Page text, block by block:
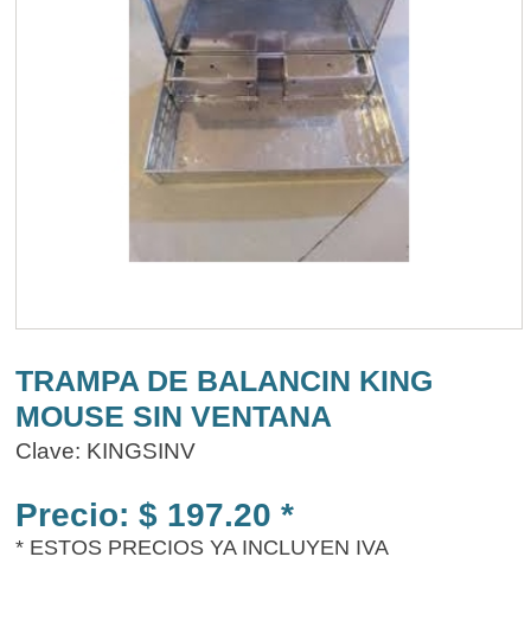
TRAMPA DE BALANCIN KING
MOUSE SIN VENTANA
Clave: KINGSINV
Precio: $ 197.20 *
* ESTOS PRECIOS YA INCLUYEN IVA